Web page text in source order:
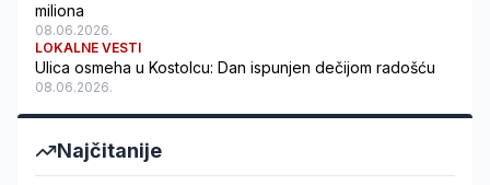
miliona
08.06.2026.
LOKALNE VESTI
Ulica osmeha u Kostolcu: Dan ispunjen dečijom radošću
08.06.2026.
Najčitanije